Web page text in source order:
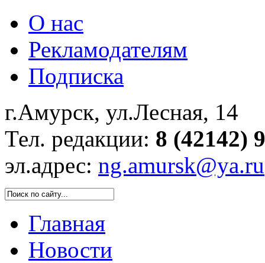
О нас
Рекламодателям
Подписка
г.Амурск, ул.Лесная, 14
Тел. редакции: 8 (42142)
эл.адрес: ng.amursk@ya.ru
Главная
Новости